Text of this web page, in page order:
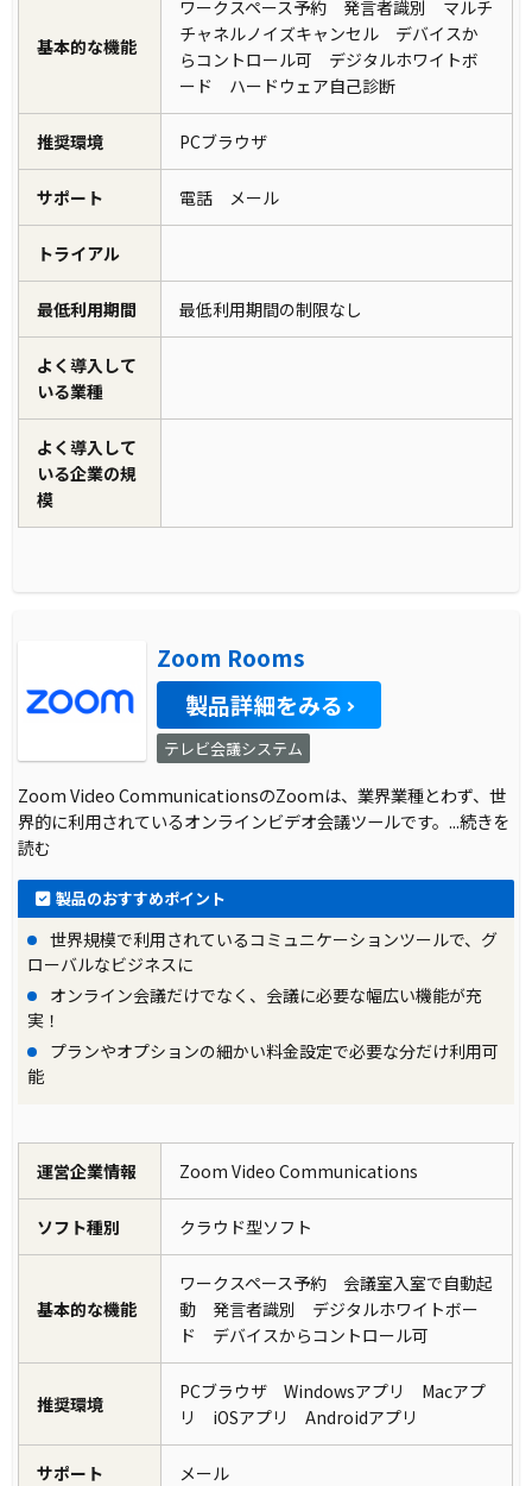
基本的な機能
ワークスペース予約 発言者識別 マルチ
チャネルノイズキャンセル デバイスか
らコントロール可 デジタルホワイトボ
ード ハードウェア自己診断
推奨環境 PCブラウザ
サポート 電話 メール
トライアル
最低利用期間 最低利用期間の制限なし
よく導入して
いる業種
よく導入して
いる企業の規
模
Zoom Rooms
製品詳細をみる
テレビ会議システム
Zoom Video CommunicationsのZoomは、業界業種とわず、世
界的に利用されているオンラインビデオ会議ツールです。...続きを
読む
製品のおすすめポイント
世界規模で利用されているコミュニケーションツールで、グ
ローバルなビジネスに
オンライン会議だけでなく、会議に必要な幅広い機能が充
実！
プランやオプションの細かい料金設定で必要な分だけ利用可
能
運営企業情報 Zoom Video Communications
ソフト種別 クラウド型ソフト
基本的な機能
ワークスペース予約 会議室入室で自動起
動 発言者識別 デジタルホワイトボー
ド デバイスからコントロール可
推奨環境
PCブラウザ Windowsアプリ Macアプ
リ iOSアプリ Androidアプリ
サポート メール